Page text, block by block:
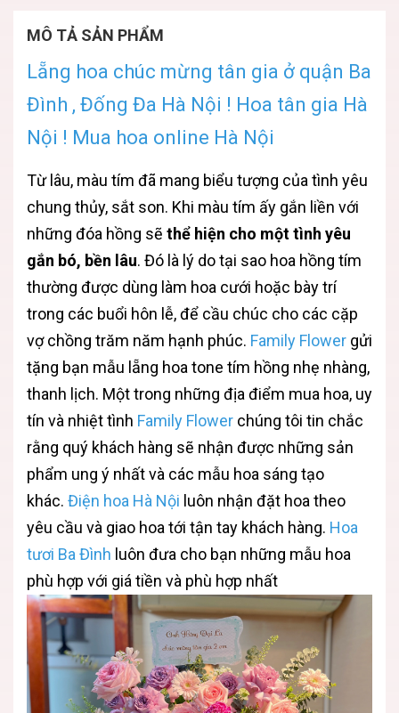
MÔ TẢ SẢN PHẨM
Lẵng hoa chúc mừng tân gia ở quận Ba
Đình , Đống Đa Hà Nội ! Hoa tân gia Hà
Nội ! Mua hoa online Hà Nội
Từ lâu, màu tím đã mang biểu tượng của tình yêu
chung thủy, sắt son. Khi màu tím ấy gắn liền với
những đóa hồng sẽ thể hiện cho một tình yêu
gắn bó, bền lâu. Đó là lý do tại sao hoa hồng tím
thường được dùng làm hoa cưới hoặc bày trí
trong các buổi hôn lễ, để cầu chúc cho các cặp
vợ chồng trăm năm hạnh phúc. Family Flower gửi
tặng bạn mẫu lẵng hoa tone tím hồng nhẹ nhàng,
thanh lịch. Một trong những địa điểm mua hoa, uy
tín và nhiệt tình Family Flower chúng tôi tin chắc
rằng quý khách hàng sẽ nhận được những sản
phẩm ung ý nhất và các mẫu hoa sáng tạo
khác. Điện hoa Hà Nội luôn nhận đặt hoa theo
yêu cầu và giao hoa tới tận tay khách hàng. Hoa
tươi Ba Đình luôn đưa cho bạn những mẫu hoa
phù hợp với giá tiền và phù hợp nhất